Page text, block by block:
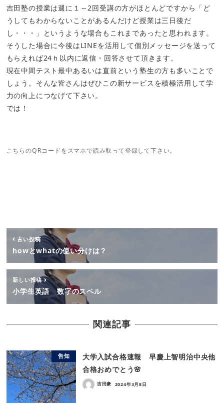
吉田塾の授業は週に１～2回受講の方がほとんどですから「ど
うしてもわからないことがあるんだけど授業は三日後だ
し・・・」というような場合もこれまであったと思われます。
そうした場合に今後はLINEを活用して個別メッセージを送って
もらえれば24ｈ以内に返信・回答させて頂きます。
現在中間テスト最中あるいは直前という塾生の方も多いことで
しょう。そんな皆さんはぜひこの新サービスを積極活用して学
力の向上につなげて下さい。
では！
こちらのQRコードをスマホで読み取って登録して下さい。
古い投稿
howとwhatの使い分けは？
新しい投稿
小学生英語 数字のスペル
関連記事
告知
大学入試合格速報 早慶上智明治中央他
合格おめでとう🌸
吉田豪 2024年3月8日